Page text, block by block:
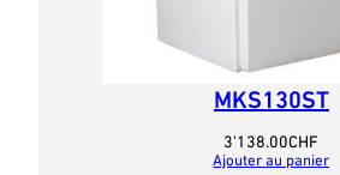
MKS130ST
3’138.00CHF
Ajouter au panier